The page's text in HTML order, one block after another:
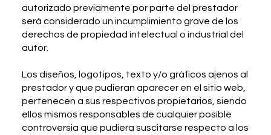
autorizado previamente por parte del prestador
será considerado un incumplimiento grave de los
derechos de propiedad intelectual o industrial del
autor.
Los diseños, logotipos, texto y/o gráficos ajenos al
prestador y que pudieran aparecer en el sitio web,
pertenecen a sus respectivos propietarios, siendo
ellos mismos responsables de cualquier posible
controversia que pudiera suscitarse respecto a los